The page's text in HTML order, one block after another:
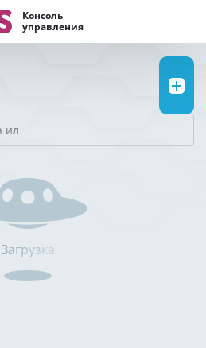
Консоль
управления
Загрузка